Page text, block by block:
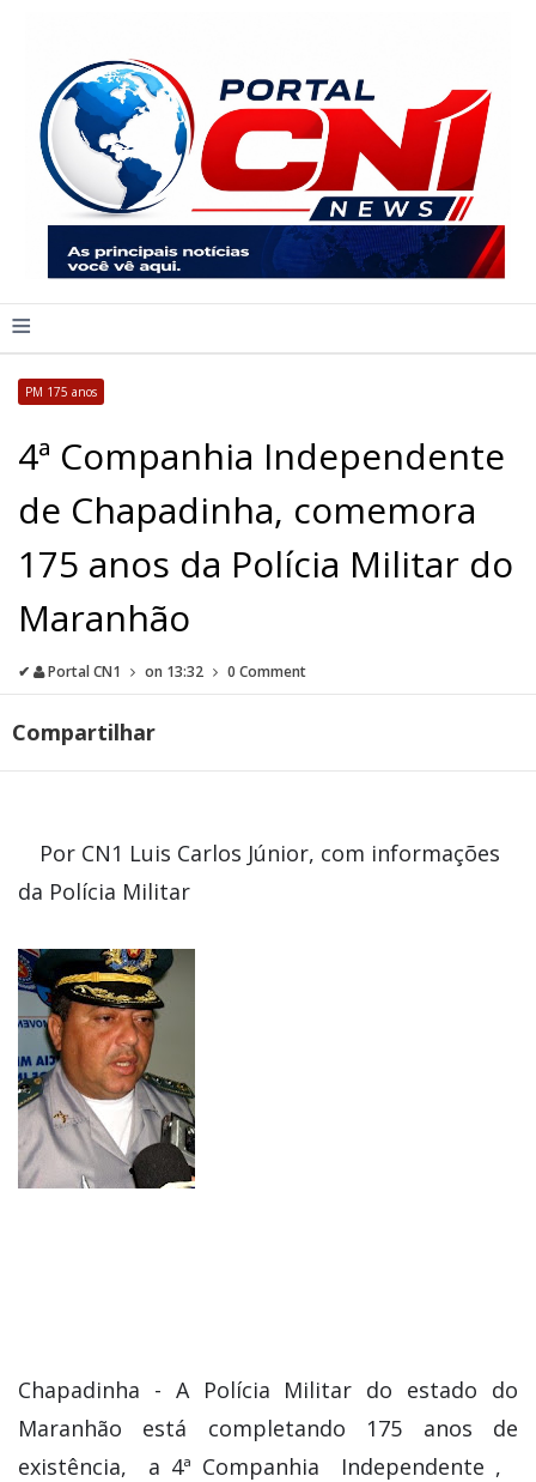
≡
PM 175 anos
4ª Companhia Independente
de Chapadinha, comemora
175 anos da Polícia Militar do
Maranhão
✔ Portal CN1 on 13:32 0 Comment
Compartilhar
Por CN1 Luis Carlos Júnior, com informações
da Polícia Militar
Chapadinha - A Polícia Militar do estado do
Maranhão está completando 175 anos de
existência, a 4ª Companhia Independente ,